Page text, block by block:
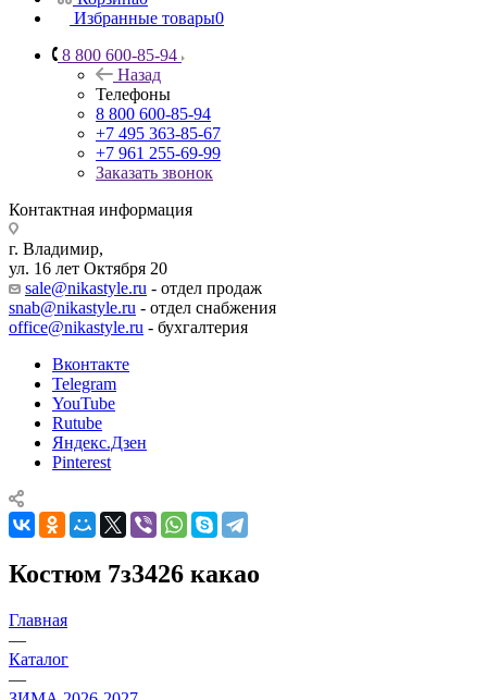
Избранные товары0
8 800 600-85-94
Назад
Телефоны
8 800 600-85-94
+7 495 363-85-67
+7 961 255-69-99
Заказать звонок
Контактная информация
г. Владимир,
ул. 16 лет Октября 20
sale@nikastyle.ru - отдел продаж
snab@nikastyle.ru - отдел снабжения
office@nikastyle.ru - бухгалтерия
Вконтакте
Telegram
YouTube
Rutube
Яндекс.Дзен
Pinterest
Костюм 7з3426 какао
Главная
—
Каталог
—